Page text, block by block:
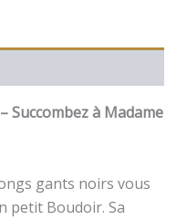
Succombez à Madame
gants noirs vous
petit Boudoir. Sa